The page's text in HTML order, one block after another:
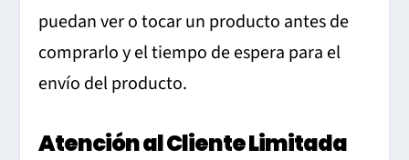
puedan ver o tocar un producto antes de
comprarlo y el tiempo de espera para el
envío del producto.
Atención al Cliente Limitada